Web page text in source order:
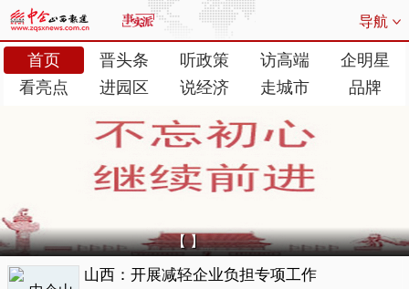
导航
首页 晋头条 听政策 访高端
企明星
看亮点
进园区 说经济 走城市 品牌
【 】
山西：开展减轻企业负担专项工作